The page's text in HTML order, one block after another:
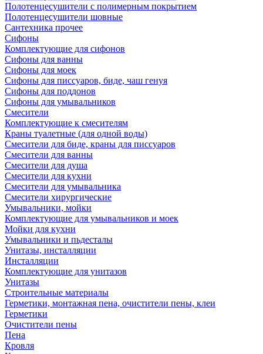
Полотенцесушители с полимерным покрытием
Полотенцесушители шовные
Сантехника прочее
Сифоны
Комплектующие для сифонов
Сифоны для ванны
Сифоны для моек
Сифоны для писсуаров, биде, чаш генуя
Сифоны для поддонов
Сифоны для умывальников
Смесители
Комплектующие к смесителям
Краны туалетные (для одной воды)
Смесители для биде, краны для писсуаров
Смесители для ванны
Смесители для душа
Смесители для кухни
Смесители для умывальника
Смесители хирургические
Умывальники, мойки
Комплектующие для умывальников и моек
Мойки для кухни
Умывальники и пьдесталы
Унитазы, инсталляции
Инсталляции
Комплектующие для унитазов
Унитазы
Строительные материалы
Герметики, монтажная пена, очистители пены, клеи
Герметики
Очистители пены
Пена
Кровля